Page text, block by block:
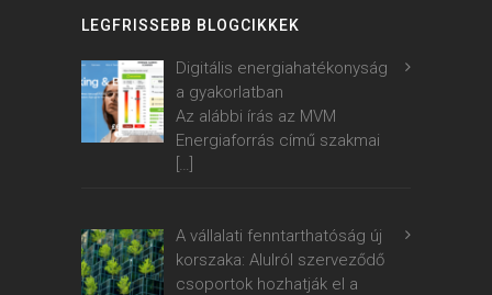
LEGFRISSEBB BLOGCIKKEK
Digitális energiahatékonyság
a gyakorlatban
Az alábbi írás az MVM
Energiaforrás című szakmai
A vállalati fenntarthatóság új
korszaka: Alulról szerveződő
csoportok hozhatják el a